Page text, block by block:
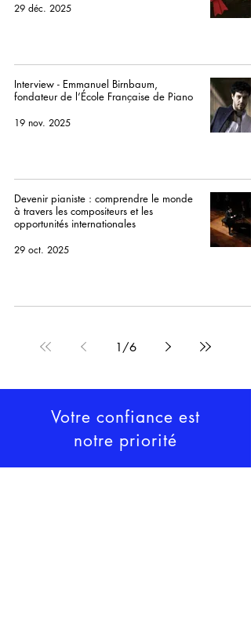
29 déc. 2025
Interview - Emmanuel Birnbaum,
fondateur de l’École Française de Piano
19 nov. 2025
Devenir pianiste : comprendre le monde
à travers les compositeurs et les
opportunités internationales
29 oct. 2025
1 /6
Votre confiance est
notre priorité